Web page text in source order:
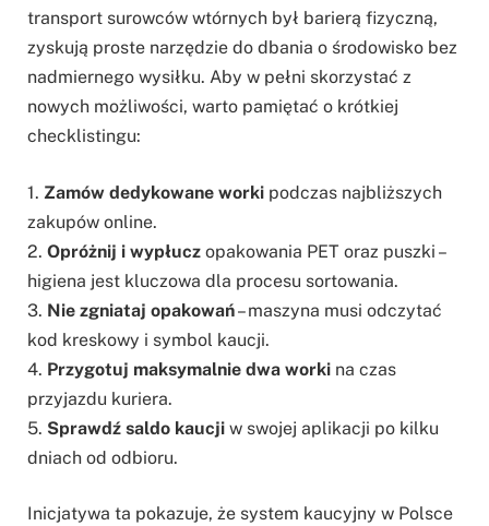
transport surowców wtórnych był barierą fizyczną,
zyskują proste narzędzie do dbania o środowisko bez
nadmiernego wysiłku. Aby w pełni skorzystać z
nowych możliwości, warto pamiętać o krótkiej
checklistingu:
1. Zamów dedykowane worki podczas najbliższych
zakupów online.
2. Opróżnij i wypłucz opakowania PET oraz puszki –
higiena jest kluczowa dla procesu sortowania.
3. Nie zgniataj opakowań– maszyna musi odczytać
kod kreskowy i symbol kaucji.
4. Przygotuj maksymalnie dwa worki na czas
przyjazdu kuriera.
5. Sprawdź saldo kaucji w swojej aplikacji po kilku
dniach od odbioru.
Inicjatywa ta pokazuje, że system kaucyjny w Polsce